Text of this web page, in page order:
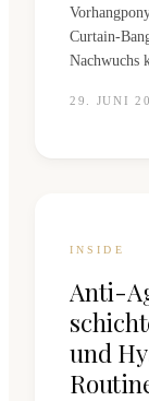
Curtain-
Nachwuchs
29. JUNI
INSIDE
Anti-
und